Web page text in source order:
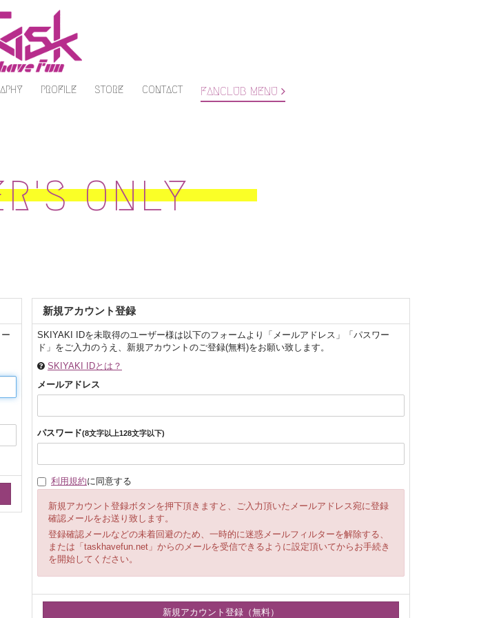
PROFILE STORE CONTACT FANCLUB MENU
ONLY
新規アカウント登録
SKIYAKI IDを未取得のユーザー様は以下のフォームより「メールアドレス」「パスワー
ド」をご入力のうえ、新規アカウントのご登録(無料)をお願い致します。
SKIYAKI IDとは？
メールアドレス
パスワード(8文字以上128文字以下)
利用規約に同意する
新規アカウント登録ボタンを押下頂きますと、ご入力頂いたメールアドレス宛に登録
確認メールをお送り致します。
登録確認メールなどの未着回避のため、一時的に迷惑メールフィルターを解除する、
または「taskhavefun.net」からのメールを受信できるように設定頂いてからお手続き
を開始してください。